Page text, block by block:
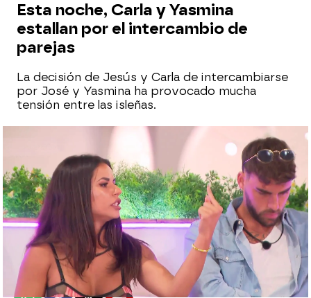
Esta noche, Carla y Yasmina
estallan por el intercambio de
parejas
La decisión de Jesús y Carla de intercambiarse
por José y Yasmina ha provocado mucha
tensión entre las isleñas.
neox
Publicado: 19 de abril de 2021, 14:02